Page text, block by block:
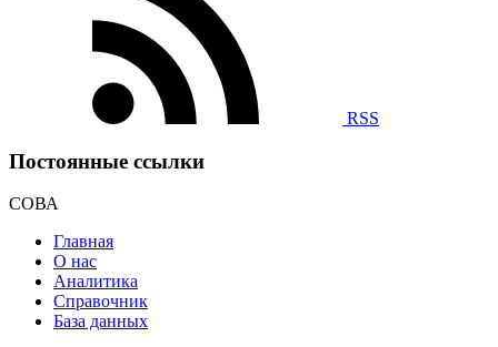
RSS
Постоянные ссылки
СОВА
Главная
О нас
Аналитика
Справочник
База данных